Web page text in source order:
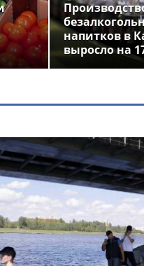
напитков в
выросло на